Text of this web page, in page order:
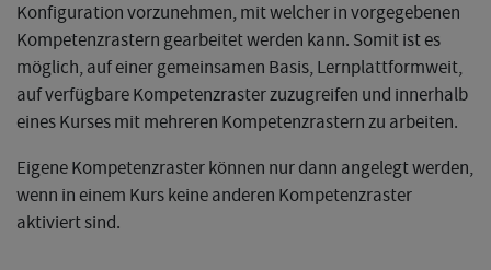
Konfiguration vorzunehmen, mit welcher in vorgegebenen
Kompetenzrastern gearbeitet werden kann. Somit ist es
möglich, auf einer gemeinsamen Basis, Lernplattformweit,
auf verfügbare Kompetenzraster zuzugreifen und innerhalb
eines Kurses mit mehreren Kompetenzrastern zu arbeiten.
Eigene Kompetenzraster können nur dann angelegt werden,
wenn in einem Kurs keine anderen Kompetenzraster
aktiviert sind.